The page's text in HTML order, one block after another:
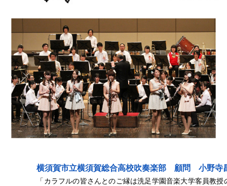
横須賀市立横須賀総合高校吹奏楽部 顧問 小野寺
「カラフルの皆さんとのご縁は洗足学園音楽大学客員教授